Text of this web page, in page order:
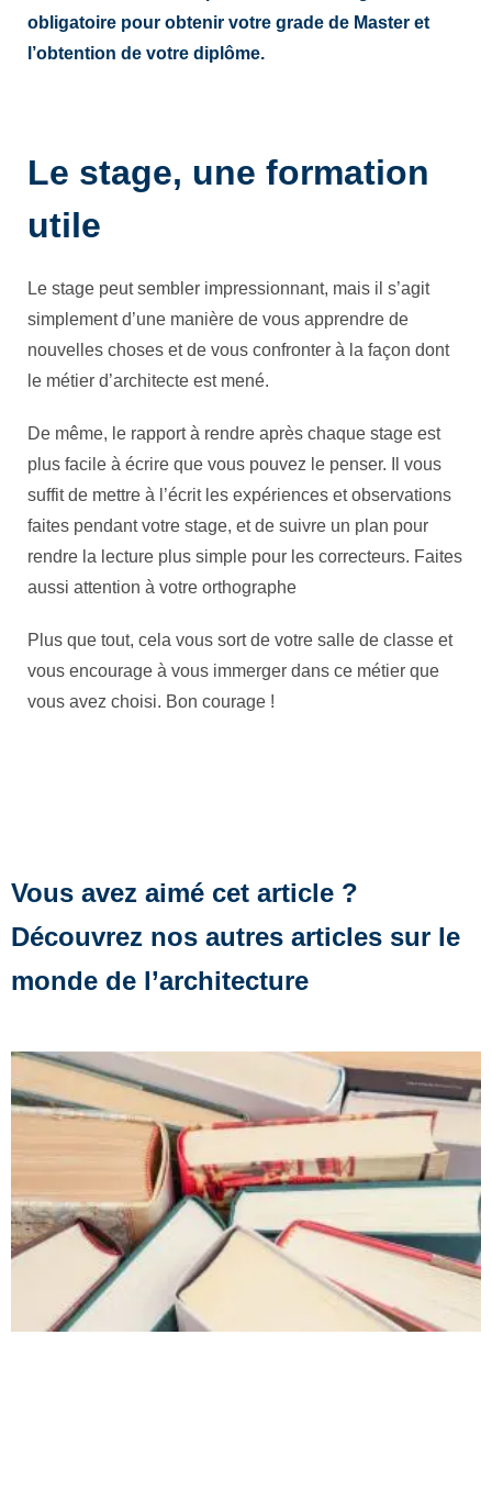
obligatoire pour obtenir votre grade de Master et
l’obtention de votre diplôme.
Le stage, une formation
utile
Le stage peut sembler impressionnant, mais il s’agit
simplement d’une manière de vous apprendre de
nouvelles choses et de vous confronter à la façon dont
le métier d’architecte est mené.
De même, le rapport à rendre après chaque stage est
plus facile à écrire que vous pouvez le penser. Il vous
suffit de mettre à l’écrit les expériences et observations
faites pendant votre stage, et de suivre un plan pour
rendre la lecture plus simple pour les correcteurs. Faites
aussi attention à votre orthographe
Plus que tout, cela vous sort de votre salle de classe et
vous encourage à vous immerger dans ce métier que
vous avez choisi. Bon courage !
Vous avez aimé cet article ?
Découvrez nos autres articles sur le
monde de l’architecture